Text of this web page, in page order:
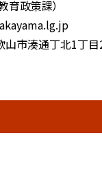
策課）
通丁北1丁